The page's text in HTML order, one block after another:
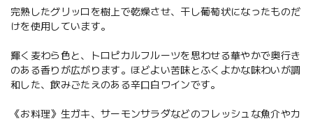
完熟したグリッロを樹上で乾燥させ、干し葡萄状になったものだ
けを使用しています。
輝く麦わら色と、トロピカルフルーツを思わせる華やかで奥行き
のある香りが広がります。ほどよい苦味とふくよかな味わいが調
和した、飲みごたえのある辛口白ワインです。
《お料理》生ガキ、サーモンサラダなどのフレッシュな魚介やカ